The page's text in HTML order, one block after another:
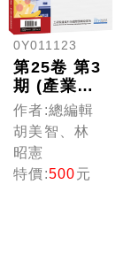
0Y011123
第25卷 第3
期 (產業與
管理論壇)
作者:總編輯
胡美智、林
昭憲
特價:500元